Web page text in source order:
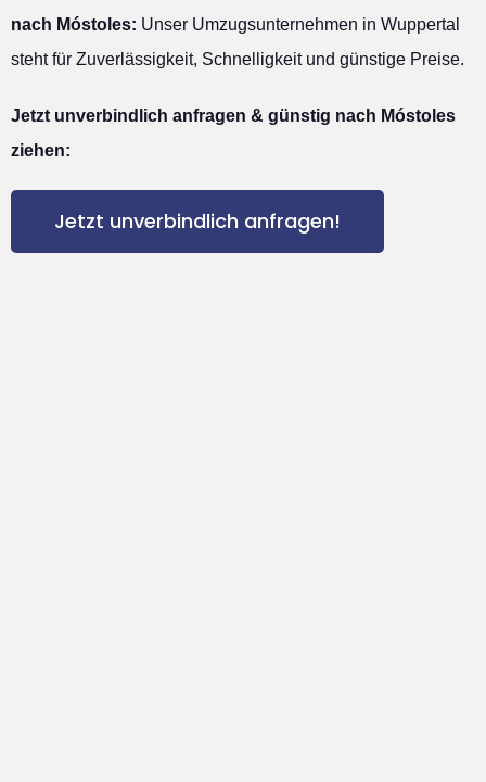
nach Móstoles: Unser Umzugsunternehmen in Wuppertal
steht für Zuverlässigkeit, Schnelligkeit und günstige Preise.
Jetzt unverbindlich anfragen & günstig nach Móstoles
ziehen:
Jetzt unverbindlich anfragen!